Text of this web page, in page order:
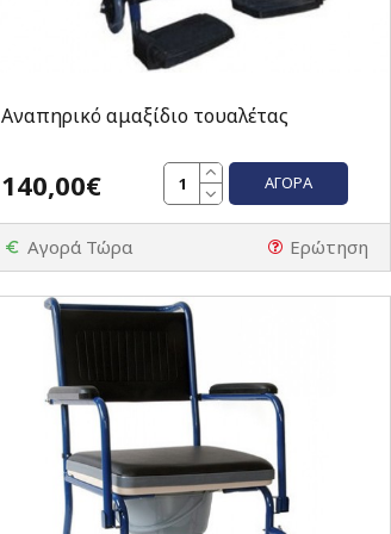
Αναπηρικό αμαξίδιο τουαλέτας
140,00€ ΑΓΟΡΆ
Αγορά Τώρα Ερώτηση